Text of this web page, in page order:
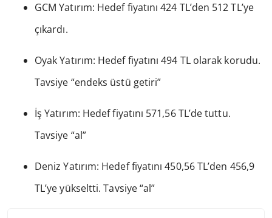
GCM Yatırım: Hedef fiyatını 424 TL’den 512 TL’ye
çıkardı.
Oyak Yatırım: Hedef fiyatını 494 TL olarak korudu.
Tavsiye “endeks üstü getiri”
İş Yatırım: Hedef fiyatını 571,56 TL’de tuttu.
Tavsiye “al”
Deniz Yatırım: Hedef fiyatını 450,56 TL’den 456,9
TL’ye yükseltti. Tavsiye “al”